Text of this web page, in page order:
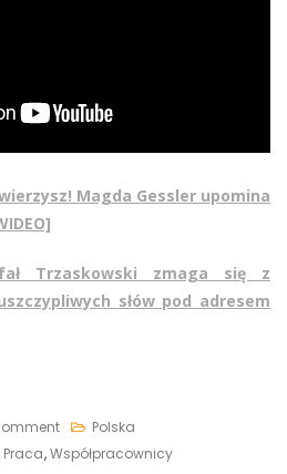
Magda Gessler upomina
Trzaskowski zmaga się z
słów pod adresem
On
Doda
Polska
Praca,Współpracownicy